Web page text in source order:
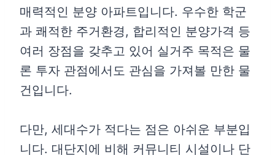
매력적인 분양 아파트입니다. 우수한 학군
과 쾌적한 주거환경, 합리적인 분양가격 등
여러 장점을 갖추고 있어 실거주 목적은 물
론 투자 관점에서도 관심을 가져볼 만한 물
건입니다.
다만, 세대수가 적다는 점은 아쉬운 부분입
니다. 대단지에 비해 커뮤니티 시설이나 단